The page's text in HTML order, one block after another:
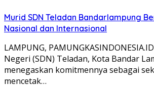
Murid SDN Teladan Bandarlampung
Nasional dan Internasional
LAMPUNG,
Negeri (SDN) Teladan, Kota Bandar
menegaskan komitmennya sebagai
mencetak…